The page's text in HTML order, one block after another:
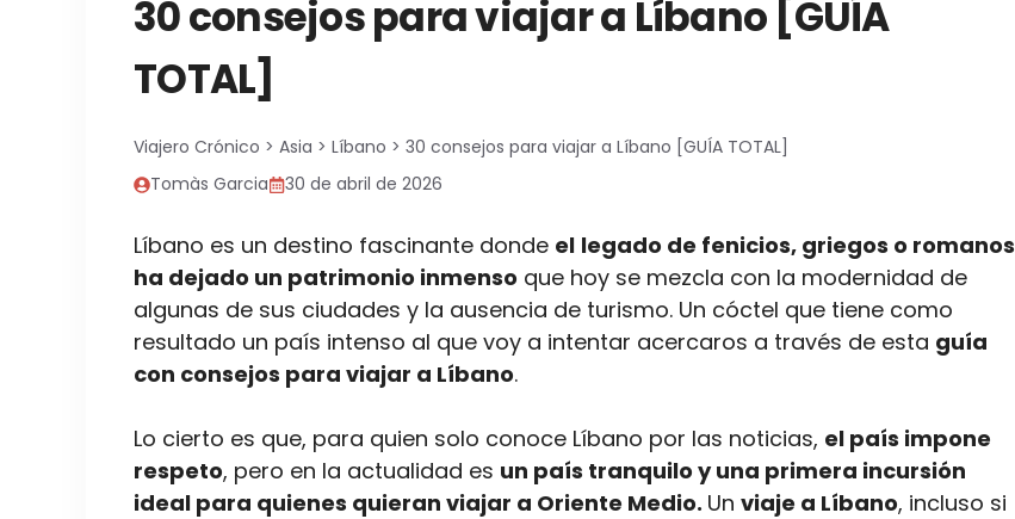
30 consejos para viajar a Líbano [GUÍA
TOTAL]
Viajero Crónico > Asia > Líbano > 30 consejos para viajar a Líbano [GUÍA TOTAL]
Tomàs Garcia
30 de abril de 2026
Líbano es un destino fascinante donde el legado de fenicios, griegos o romanos
ha dejado un patrimonio inmenso que hoy se mezcla con la modernidad de
algunas de sus ciudades y la ausencia de turismo. Un cóctel que tiene como
resultado un país intenso al que voy a intentar acercaros a través de esta guía
con consejos para viajar a Líbano.
Lo cierto es que, para quien solo conoce Líbano por las noticias, el país impone
respeto, pero en la actualidad es un país tranquilo y una primera incursión
ideal para quienes quieran viajar a Oriente Medio. Un viaje a Líbano, incluso si